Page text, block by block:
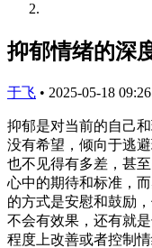
抑郁情绪的深
于飞 • 2025-05-18
抑郁是对当前的自己
没有希望，倾向于逃
也不见得有多差，甚
心中的期待和标准，
的方式是安慰和鼓励
不会有效果，还有就
程度上改善或者控制